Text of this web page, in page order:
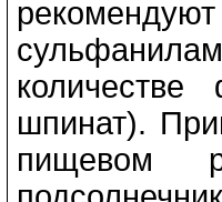
шпинат).
пищевом